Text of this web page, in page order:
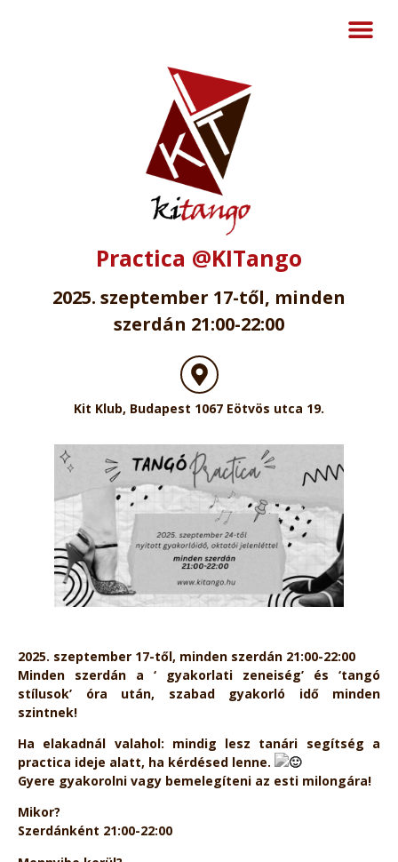
Practica @KITango
2025. szeptember 17-től, minden
szerdán 21:00-22:00
Kit Klub, Budapest 1067 Eötvös utca 19.
2025. szeptember 17-től, minden szerdán 21:00-22:00
Minden szerdán a ‘ gyakorlati zeneiség’ és ‘tangó
stílusok’ óra után, szabad gyakorló idő minden
szintnek!
Ha elakadnál valahol: mindig lesz tanári segítség a
practica ideje alatt, ha kérdésed lenne.
Gyere gyakorolni vagy bemelegíteni az esti milongára!
Mikor?
Szerdánként 21:00-22:00